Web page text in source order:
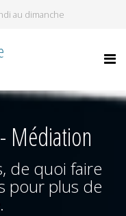
au dimanche
Médiation
de quoi faire
pour plus de